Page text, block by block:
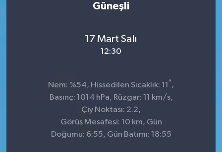
Güneşli
17 Mart Salı
12:30
Nem: %54, Hissedilen Sıcaklık: 11 ° ,
Basınç: 1014 hPa, Rüzgar: 11 km/s,
Çiy Noktası: 2.2,
Görüş Mesafesi: 10 km, Gün
Doğumu: 6:55, Gün Batımı: 18:55